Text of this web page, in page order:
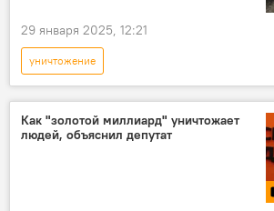
29 января 2025, 12:21
уничтожение
Спецоперация России по защите Донбасса
В мире
Россия
Украина
СВО
конфликт
беспилотники
Как "золотой миллиард" уничтожает
людей, объяснил депутат